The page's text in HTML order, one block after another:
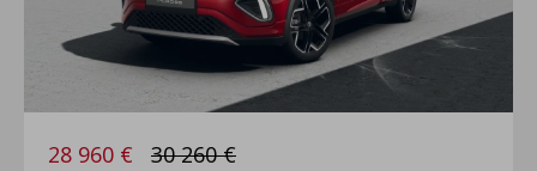
28 960 € 30 260 €